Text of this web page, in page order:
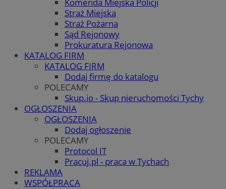
Straż Miejska
Straż Pożarna
Sąd Rejonowy
Prokuratura Rejonowa
KATALOG FIRM
KATALOG FIRM
Dodaj firmę do katalogu
POLECAMY
Skup.io - Skup nieruchomości Tychy
OGŁOSZENIA
OGŁOSZENIA
Dodaj ogłoszenie
POLECAMY
Protocol IT
Pracuj.pl - praca w Tychach
REKLAMA
WSPÓŁPRACA